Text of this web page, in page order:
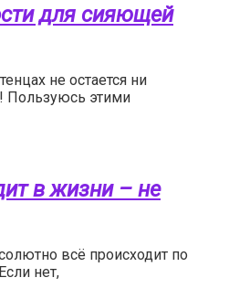
для сияющей
не остается ни
Пользуюсь этими
в жизни – не
всё происходит по
нет,